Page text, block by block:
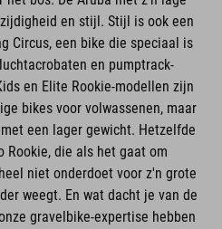
en stijl. Stijl is ook een
Circus, een bike die speciaal is
en pumptrack-
en Elite Rookie-modellen zijn
bikes voor volwassenen, maar
een lager gewicht. Hetzelfde
Rookie, die als het gaat om
niet onderdoet voor z'n grote
weegt. En wat dacht je van de
gravelbike-expertise hebben